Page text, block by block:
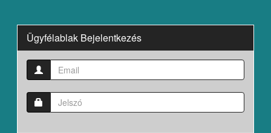
Ügyfélablak Bejelentkezés